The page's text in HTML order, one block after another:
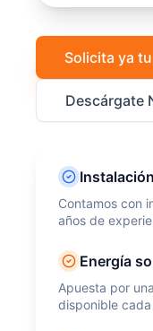
Solicita ya
Descárgate
Contamos con
años de
Energía
Apuesta por
disponible